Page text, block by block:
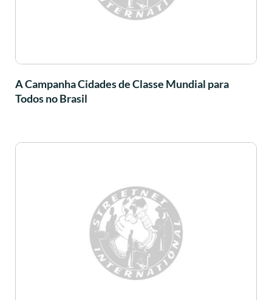
A Campanha Cidades de Classe Mundial para
Todos no Brasil